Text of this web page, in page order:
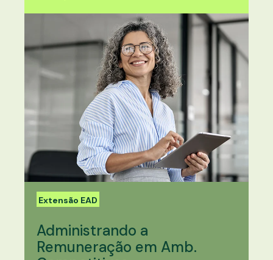
Extensão EAD
Administrando a
Remuneração em Amb.